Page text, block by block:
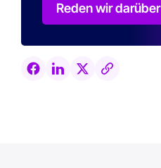
Reden wir darüber